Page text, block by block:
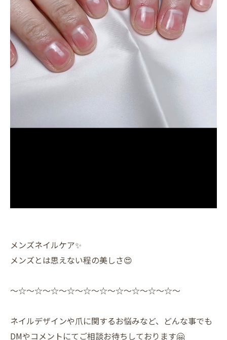
メンズネイルケア✨️
メンズとは思えない程の美しさ😍
〜☆〜☆〜☆〜☆〜☆〜☆〜☆〜☆〜☆〜☆〜
ネイルデザインや爪に関するお悩みなど、どんな事でも
DMやコメントにてご相談お待ちしております🤗